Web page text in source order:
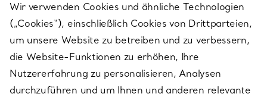
Wir verwenden Cookies und ähnliche Technologien
(„Cookies“), einschließlich Cookies von Drittparteien,
um unsere Website zu betreiben und zu verbessern,
die Website-Funktionen zu erhöhen, Ihre
Nutzererfahrung zu personalisieren, Analysen
durchzuführen und um Ihnen und anderen relevante